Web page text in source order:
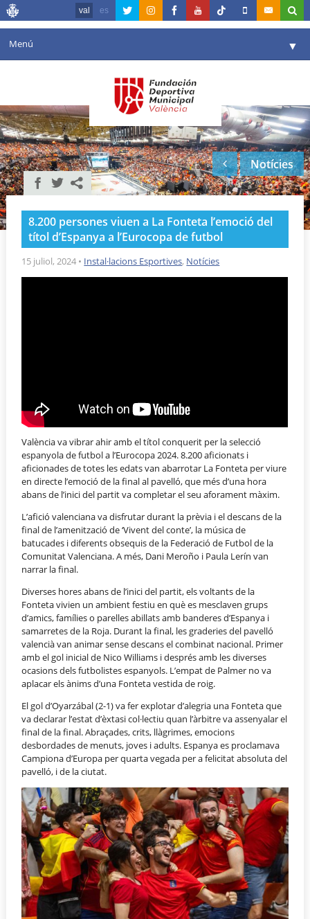
val es
Menú ▼
Agenda
Instal·lacions ▼
Comunicació ▼
València en esport
Portal de Transparència
Reserves
Notícies
8.200 persones viuen a La Fonteta l’emoció del
títol d’Espanya a l’Eurocopa de futbol
15 juliol, 2024 • Instal·lacions Esportives, Notícies
València va vibrar ahir amb el títol conquerit per la selecció
espanyola de futbol a l’Eurocopa 2024. 8.200 aficionats i
aficionades de totes les edats van abarrotar La Fonteta per viure
en directe l’emoció de la final al pavelló, que més d’una hora
abans de l’inici del partit va completar el seu aforament màxim.
L’afició valenciana va disfrutar durant la prèvia i el descans de la
final de l’amenització de ‘Vivent del conte’, la música de
batucades i diferents obsequis de la Federació de Futbol de la
Comunitat Valenciana. A més, Dani Meroño i Paula Lerín van
narrar la final.
Diverses hores abans de l’inici del partit, els voltants de la
Fonteta vivien un ambient festiu en què es mesclaven grups
d’amics, famílies o parelles abillats amb banderes d’Espanya i
samarretes de la Roja. Durant la final, les graderies del pavelló
valencià van animar sense descans el combinat nacional. Primer
amb el gol inicial de Nico Williams i després amb les diverses
ocasions dels futbolistes espanyols. L’empat de Palmer no va
aplacar els ànims d’una Fonteta vestida de roig.
El gol d’Oyarzábal (2-1) va fer explotar d’alegria una Fonteta que
va declarar l’estat d’èxtasi col·lectiu quan l’àrbitre va assenyalar el
final de la final. Abraçades, crits, llàgrimes, emocions
desbordades de menuts, joves i adults. Espanya es proclamava
Campiona d’Europa per quarta vegada per a felicitat absoluta del
pavelló, i de la ciutat.